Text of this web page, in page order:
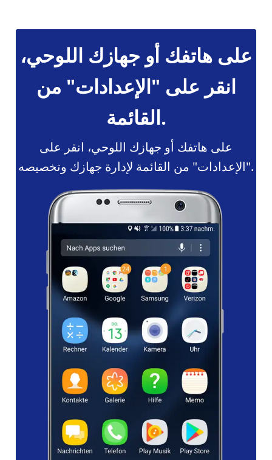
على هاتفك أو جهازك اللوحي،
انقر على "الإعدادات" من
القائمة.
على هاتفك أو جهازك اللوحي، انقر على
"الإعدادات" من القائمة لإدارة جهازك وتخصيصه.